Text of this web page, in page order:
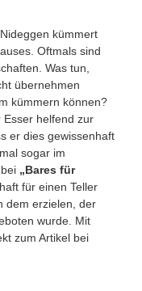
kümmert
Oftmals sind
Was tun,
übernehmen
kümmern können?
helfend zur
er dies gewissenhaft
sogar im
„Bares für
für einen Teller
dem erzielen, der
wurde. Mit
zum Artikel bei